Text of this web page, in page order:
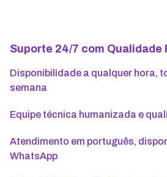
Suporte 24/7 com Qualidade
Disponibilidade a qualquer hora,
semana
Equipe técnica humanizada e
Atendimento em português,
WhatsApp